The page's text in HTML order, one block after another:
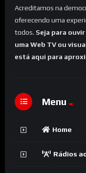
Acreditamos na
oferecendo uma
todos. Seja para
uma Web TV ou
está aqui para
Menu
Home
Rádios